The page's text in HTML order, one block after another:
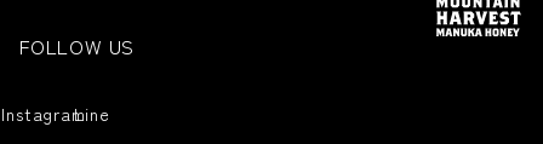
InstagramLine